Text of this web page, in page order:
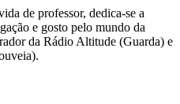
de professor, dedica-se a
e gosto pelo mundo da
da Rádio Altitude (Guarda) e